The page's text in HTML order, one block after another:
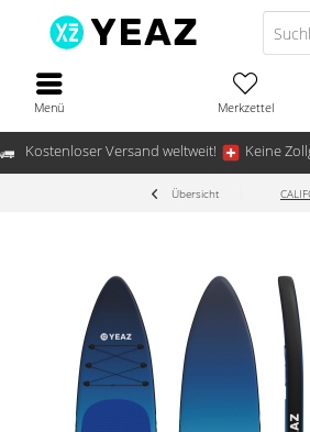
Kostenloser Versand weltweit! Keine
Menü Merkzettel
Übersicht